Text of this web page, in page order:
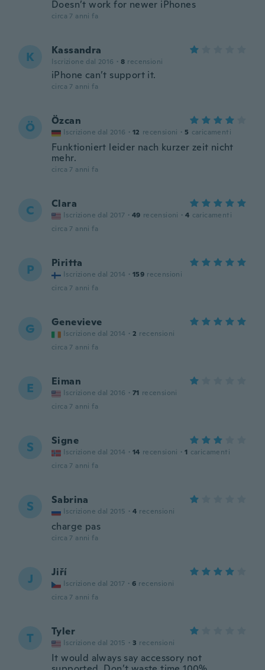
Doesn’t work for newer iPhones
circa 7 anni fa
K Kassandra
Iscrizione dal 2016 · 8 recensioni
iPhone can’t support it.
circa 7 anni fa
Ö Özcan
Iscrizione dal 2016 · 12 recensioni · 5 caricamenti
Funktioniert leider nach kurzer zeit nicht
mehr.
circa 7 anni fa
C Clara
Iscrizione dal 2017 · 49 recensioni · 4 caricamenti
circa 7 anni fa
P Piritta
Iscrizione dal 2014 · 159 recensioni
circa 7 anni fa
G Genevieve
Iscrizione dal 2014 · 2 recensioni
circa 7 anni fa
E Eiman
Iscrizione dal 2016 · 71 recensioni
circa 7 anni fa
S Signe
Iscrizione dal 2014 · 14 recensioni · 1 caricamenti
circa 7 anni fa
S Sabrina
Iscrizione dal 2015 · 4 recensioni
charge pas
circa 7 anni fa
J Jiří
Iscrizione dal 2017 · 6 recensioni
circa 7 anni fa
T Tyler
Iscrizione dal 2015 · 3 recensioni
It would always say accessory not